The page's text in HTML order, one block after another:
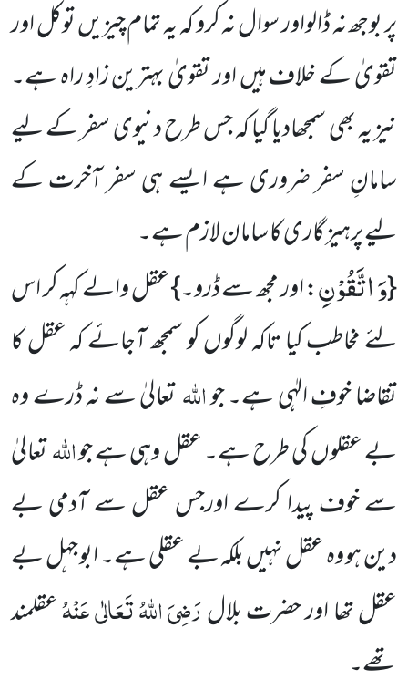
پر بوجھ نہ ڈالواور سوال نہ کرو کہ یہ تمام چیزیں توکل اور
تقویٰ کے خلاف ہیں اور تقویٰ بہترین زادِ راہ ہے۔
نیز یہ بھی سمجھادیا گیا کہ جس طرح دنیوی سفر کے لیے
سامانِ سفر ضروری ہے ایسے ہی سفر آخرت کے
لیے پرہیز گاری کا سامان لازم ہے۔
{وَ اتَّقُوْنِ: اور مجھ سے ڈرو۔}عقل والے کہہ کر اس
لئے مخاطب کیا تاکہ لوگوں کو سمجھ آجائے کہ عقل کا
تقاضا خوفِ الہٰی ہے۔ جواللہتعالیٰ سے نہ ڈرے وہ
بے عقلوں کی طرح ہے۔ عقل وہی ہے جواللہتعالیٰ
سے خوف پیدا کرے اورجس عقل سے آدمی بے
دین ہو وہ عقل نہیں بلکہ بے عقلی ہے۔ ابو جہل بے
عقل تھا اور حضرت بلالرَضِیَ اللہُ تَعَالٰی عَنْہُعقلمند
تھے۔